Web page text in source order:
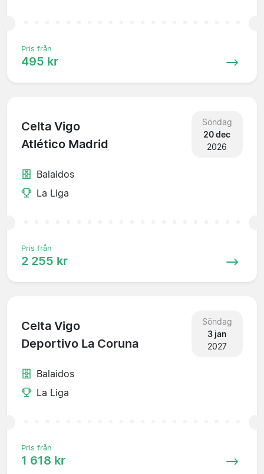
Pris från
495 kr
Celta Vigo
Atlético Madrid
Söndag
20 dec
2026
Balaidos
La Liga
Pris från
2 255 kr
Celta Vigo
Deportivo La Coruna
Söndag
3 jan
2027
Balaidos
La Liga
Pris från
1 618 kr